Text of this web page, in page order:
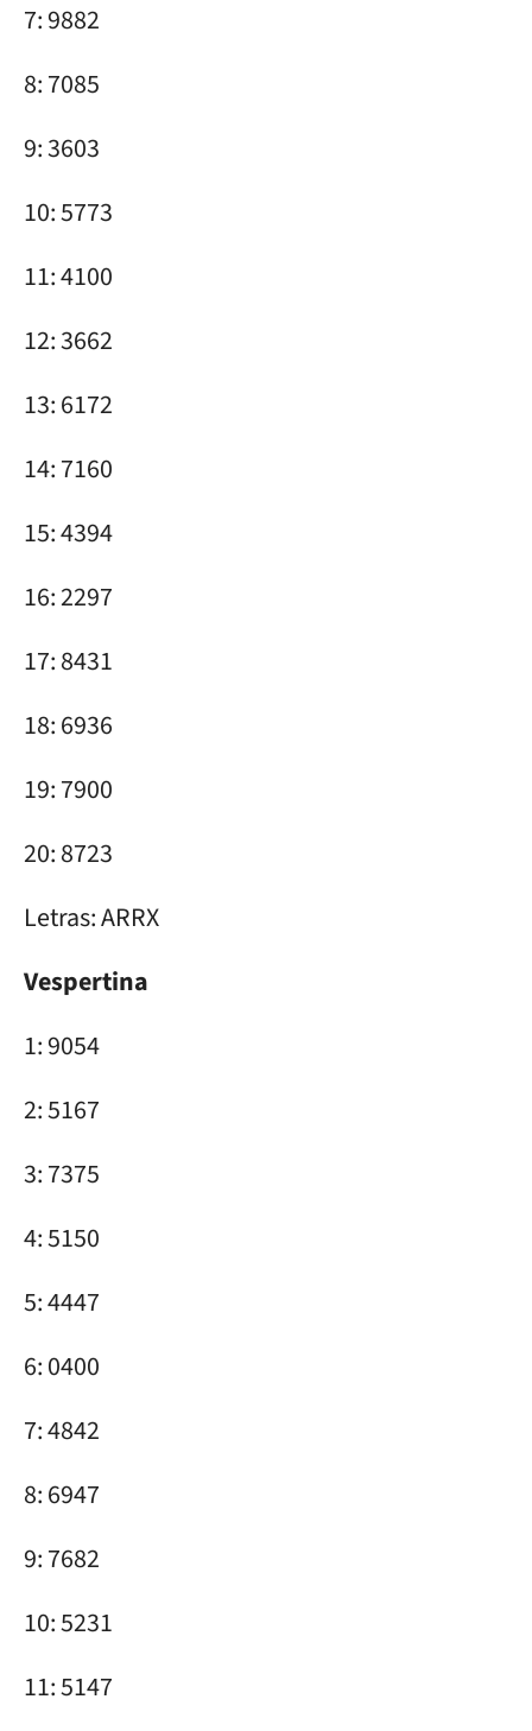
7: 9882
8: 7085
9: 3603
10: 5773
11: 4100
12: 3662
13: 6172
14: 7160
15: 4394
16: 2297
17: 8431
18: 6936
19: 7900
20: 8723
Letras: ARRX
Vespertina
1: 9054
2: 5167
3: 7375
4: 5150
5: 4447
6: 0400
7: 4842
8: 6947
9: 7682
10: 5231
11: 5147